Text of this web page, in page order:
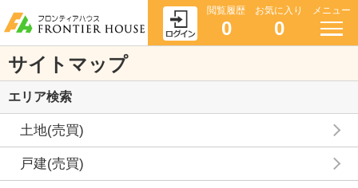
閲覧履歴
0
お気に入り
0
メニュー
サイトマップ
エリア検索
土地(売買)
戸建(売買)